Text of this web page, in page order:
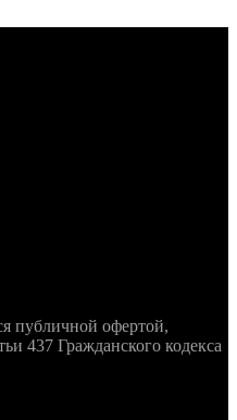
публичной офертой,
437 Гражданского кодекса